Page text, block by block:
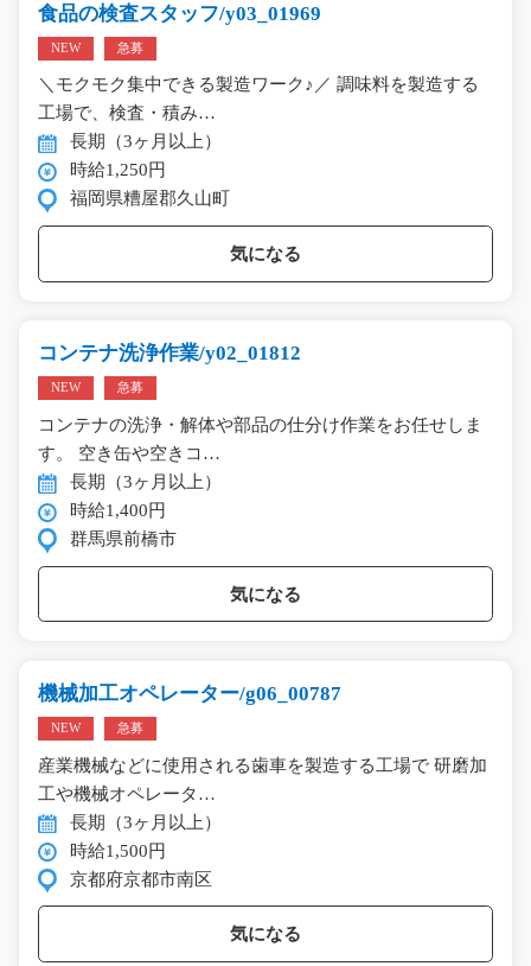
食品の検査スタッフ/y03_01969
NEW 急募
＼モクモク集中できる製造ワーク♪／ 調味料を製造する
工場で、検査・積み…
長期（3ヶ月以上）
時給1,250円
福岡県糟屋郡久山町
気になる
コンテナ洗浄作業/y02_01812
NEW 急募
コンテナの洗浄・解体や部品の仕分け作業をお任せしま
す。 空き缶や空きコ…
長期（3ヶ月以上）
時給1,400円
群馬県前橋市
気になる
機械加工オペレーター/g06_00787
NEW 急募
産業機械などに使用される歯車を製造する工場で 研磨加
工や機械オペレータ…
長期（3ヶ月以上）
時給1,500円
京都府京都市南区
気になる